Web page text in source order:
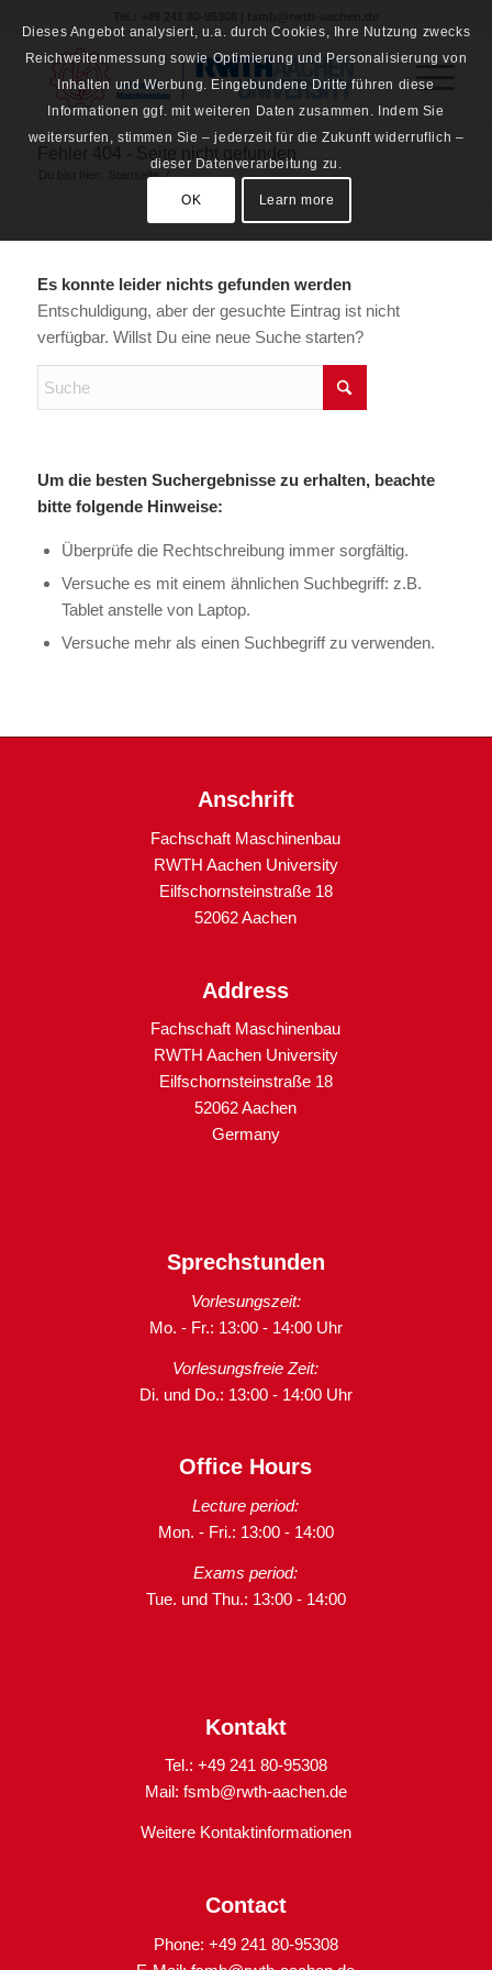
Startseite /
Es konnte leider nichts gefunden werden
Entschuldigung, aber der gesuchte Eintrag ist nicht
verfügbar. Willst Du eine neue Suche starten?
Um die besten Suchergebnisse zu erhalten, beachte
bitte folgende Hinweise:
Überprüfe die Rechtschreibung immer sorgfältig.
Versuche es mit einem ähnlichen Suchbegriff: z.B.
Tablet anstelle von Laptop.
Versuche mehr als einen Suchbegriff zu verwenden.
Anschrift
Fachschaft Maschinenbau
RWTH Aachen University
Eilfschornsteinstraße 18
52062 Aachen
Address
Fachschaft Maschinenbau
RWTH Aachen University
Eilfschornsteinstraße 18
52062 Aachen
Germany
Sprechstunden
Vorlesungszeit:
Mo. - Fr.: 13:00 - 14:00 Uhr
Vorlesungsfreie Zeit:
Di. und Do.: 13:00 - 14:00 Uhr
Office Hours
Lecture period:
Mon. - Fri.: 13:00 - 14:00
Exams period:
Tue. und Thu.: 13:00 - 14:00
Kontakt
Tel.: +49 241 80-95308
Mail: fsmb@rwth-aachen.de
Weitere Kontaktinformationen
Contact
Phone: +49 241 80-95308
Dieses Angebot analysiert, u.a. durch Cookies, Ihre Nutzung zwecks
Reichweitenmessung sowie Optimierung und Personalisierung von
Inhalten und Werbung. Eingebundene Dritte führen diese
Informationen ggf. mit weiteren Daten zusammen. Indem Sie
weitersurfen, stimmen Sie – jederzeit für die Zukunft widerruflich –
dieser Datenverarbeitung zu.
OK Learn more